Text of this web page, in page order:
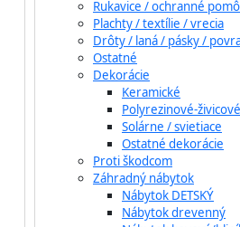
Rukavice / ochranné
Plachty / textílie / vrecia
Drôty / laná / pásky /
Ostatné
Dekorácie
Keramické
Polyrezinové-živicové
Solárne / svietiace
Ostatné dekorácie
Proti škodcom
Záhradný nábytok
Nábytok DETSKÝ
Nábytok drevenný